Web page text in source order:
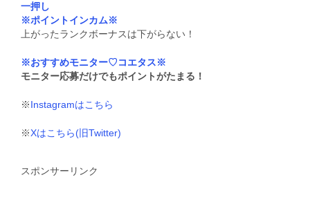
一押し
※ポイントインカム※
上がったランクボーナスは下がらない！
※おすすめモニター♡コエタス※
モニター応募だけでもポイントがたまる！
※Instagramはこちら
※Xはこちら(旧Twitter)
スポンサーリンク